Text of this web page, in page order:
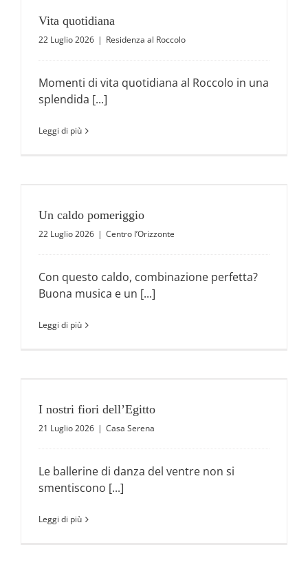
Vita quotidiana
22 Luglio 2026 | Residenza al Roccolo
Momenti di vita quotidiana al Roccolo in una
splendida [...]
Leggi di più
Un caldo pomeriggio
22 Luglio 2026 | Centro l’Orizzonte
Con questo caldo, combinazione perfetta?
Buona musica e un [...]
Leggi di più
I nostri fiori dell’Egitto
21 Luglio 2026 | Casa Serena
Le ballerine di danza del ventre non si
smentiscono [...]
Leggi di più